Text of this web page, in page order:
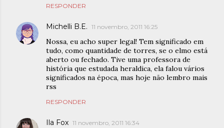
RESPONDER
Michelli B.E. 11 novembro, 2011 16:25
Nossa, eu acho super legal! Tem significado em
tudo, como quantidade de torres, se o elmo está
aberto ou fechado. Tive uma professora de
história que estudada heraldica, ela falou vários
significados na época, mas hoje não lembro mais
rss
RESPONDER
Ila Fox 11 novembro, 2011 16:34